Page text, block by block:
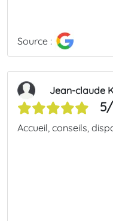
Source :
Jean-claude
Accueil, conseils,